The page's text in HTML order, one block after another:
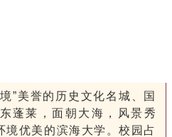
”美誉的历史文化名城、国
蓬莱，面朝大海，风景秀
境优美的滨海大学。校园占